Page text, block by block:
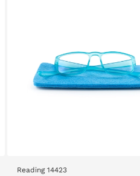
Reading 14423